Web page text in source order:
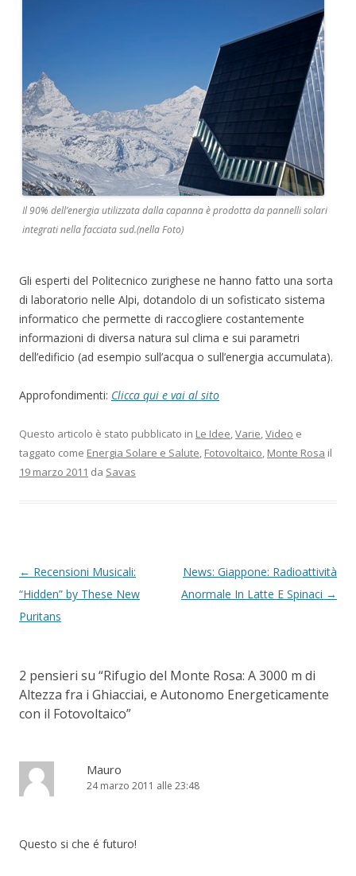
Il 90% dell’energia utilizzata dalla capanna è prodotta da pannelli solari
integrati nella facciata sud.(nella Foto)
Gli esperti del Politecnico zurighese ne hanno fatto una sorta
di laboratorio nelle Alpi, dotandolo di un sofisticato sistema
informatico che permette di raccogliere costantemente
informazioni di diversa natura sul clima e sui parametri
dell’edificio (ad esempio sull’acqua o sull’energia accumulata).
Approfondimenti: Clicca qui e vai al sito
Questo articolo è stato pubblicato in Le Idee,Varie,Video e
taggato come Energia Solare e Salute, Fotovoltaico, Monte Rosa il
19 marzo 2011 da Savas
Navigazione articolo
← Recensioni Musicali:
“Hidden” by These New
Puritans
News: Giappone: Radioattività
Anormale In Latte E Spinaci →
2 pensieri su “Rifugio del Monte Rosa: A 3000 m di
Altezza fra i Ghiacciai, e Autonomo Energeticamente
con il Fotovoltaico”
Mauro
24 marzo 2011 alle 23:48
Questo si che é futuro!